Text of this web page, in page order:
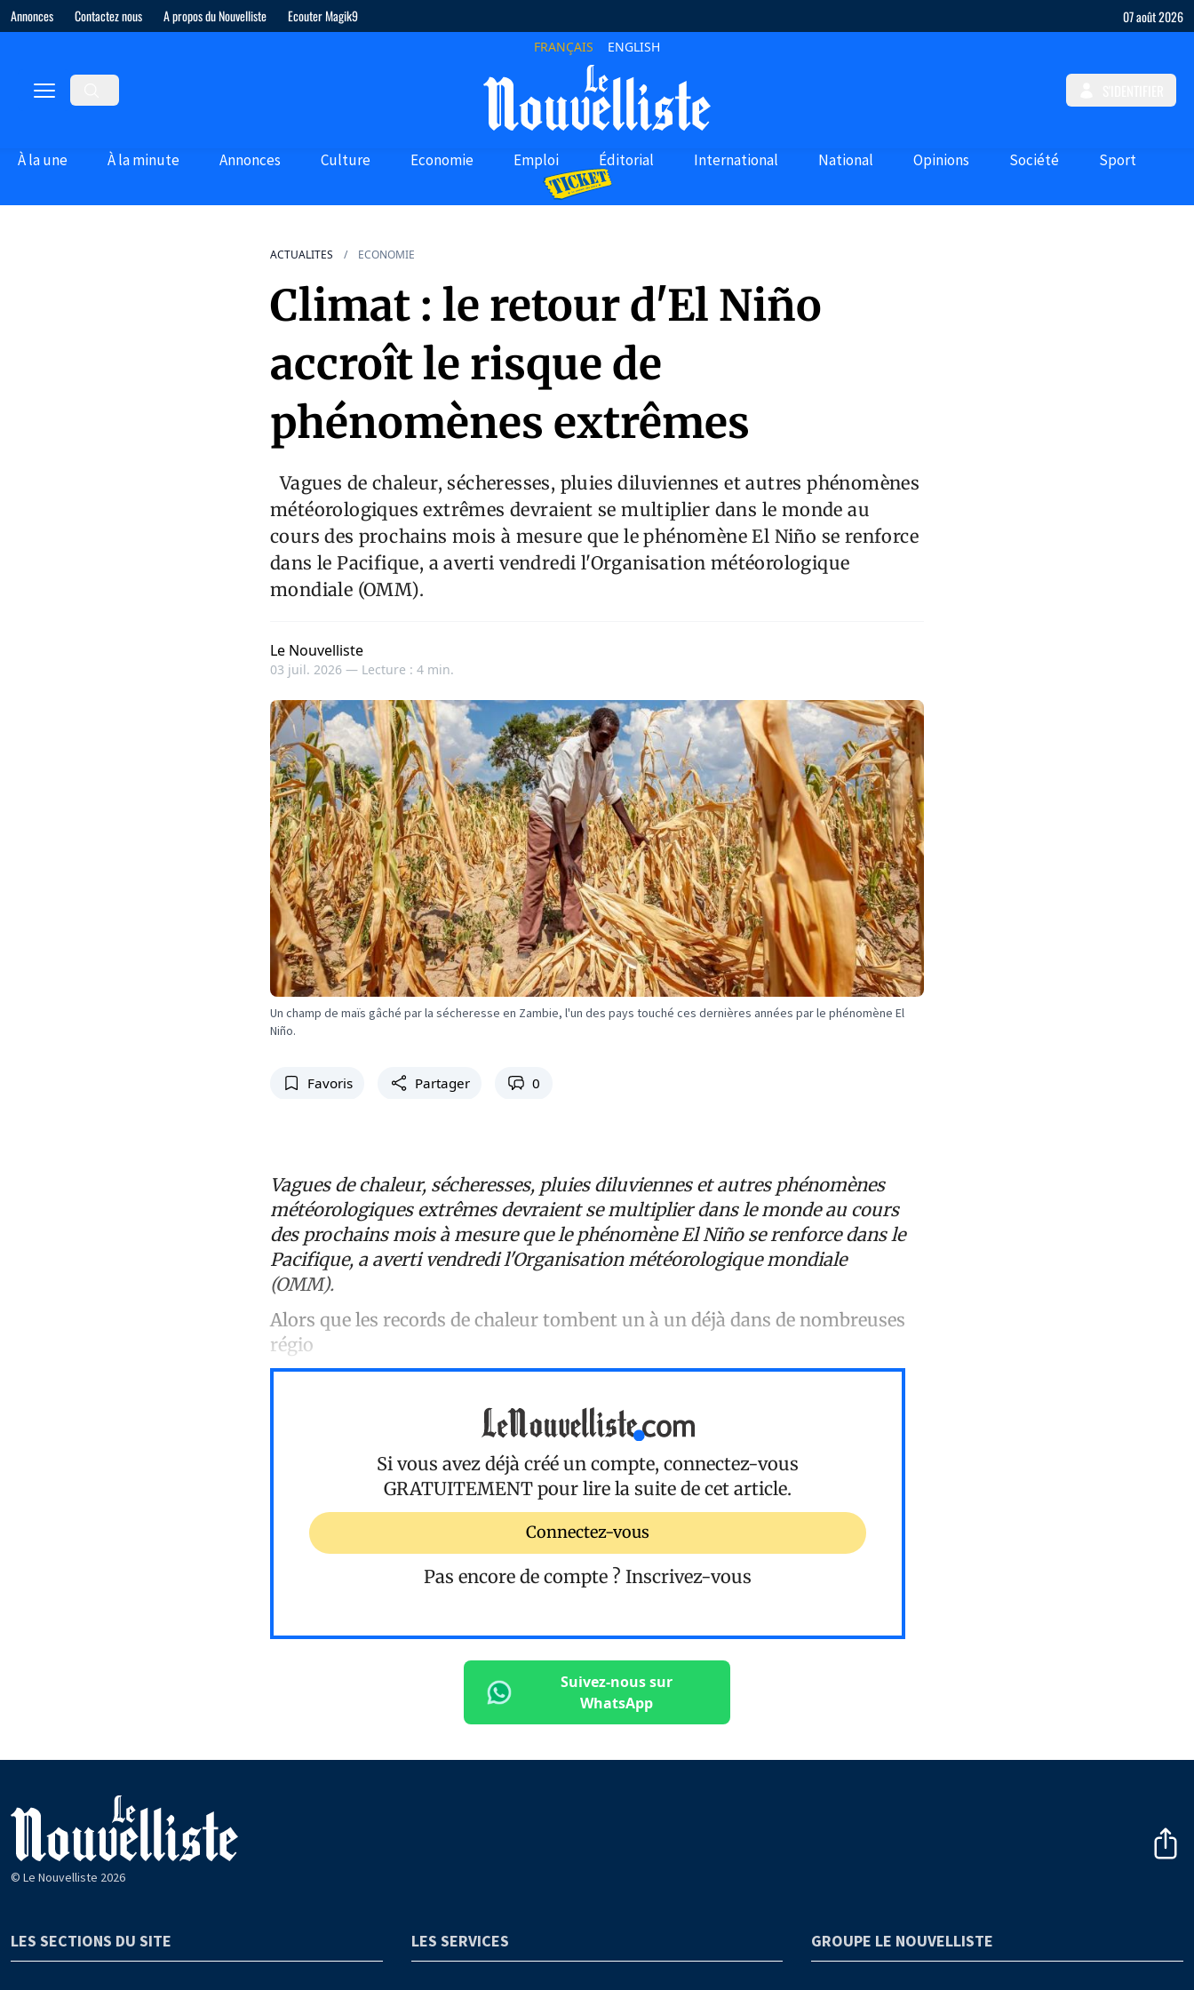
Annonces Contactez nous A propos du Nouvelliste Ecouter Magik9 07 août 2026
FRANÇAIS ENGLISH
À la une À la minute Annonces Culture Economie Emploi Éditorial International National Opinions Société Sport
ACTUALITES ECONOMIE
Climat : le retour d'El Niño
accroît le risque de
phénomènes extrêmes
Vagues de chaleur, sécheresses, pluies diluviennes et autres phénomènes
météorologiques extrêmes devraient se multiplier dans le monde au
cours des prochains mois à mesure que le phénomène El Niño se renforce
dans le Pacifique, a averti vendredi l'Organisation météorologique
mondiale (OMM).
Le Nouvelliste
03 juil. 2026 — Lecture : 4 min.
Un champ de maïs gâché par la sécheresse en Zambie, l'un des pays touché ces dernières années par le phénomène El
Niño.
Favoris Partager 0
Vagues de chaleur, sécheresses, pluies diluviennes et autres phénomènes
météorologiques extrêmes devraient se multiplier dans le monde au cours
des prochains mois à mesure que le phénomène El Niño se renforce dans le
Pacifique, a averti vendredi l'Organisation météorologique mondiale
(OMM).
Alors que les records de chaleur tombent un à un déjà dans de nombreuses
régio
Si vous avez déjà créé un compte, connectez-vous
GRATUITEMENT pour lire la suite de cet article.
Connectez-vous
Pas encore de compte ? Inscrivez-vous
Suivez-nous sur
WhatsApp
© Le Nouvelliste 2026
LES SECTIONS DU SITE LES SERVICES GROUPE LE NOUVELLISTE